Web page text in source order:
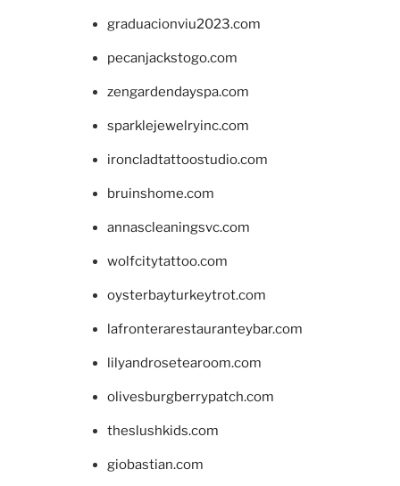
graduacionviu2023.com
pecanjackstogo.com
zengardendayspa.com
sparklejewelryinc.com
ironcladtattoostudio.com
bruinshome.com
annascleaningsvc.com
wolfcitytattoo.com
oysterbayturkeytrot.com
lafronterarestauranteybar.com
lilyandrosetearoom.com
olivesburgberrypatch.com
theslushkids.com
giobastian.com